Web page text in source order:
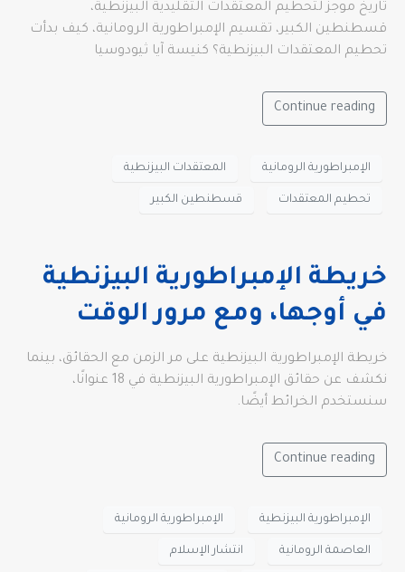
تاريخ موجز لتحطيم المعتقدات التقليدية البيزنطية،
قسطنطين الكبير، تقسيم الإمبراطورية الرومانية، كيف بدأت
تحطيم المعتقدات البيزنطية؟ كنيسة آيا ثيودوسيا
Continue reading
الإمبراطورية الرومانية المعتقدات البيزنطية
تحطيم المعتقدات قسطنطين الكبير
خريطة الإمبراطورية البيزنطية
في أوجها، ومع مرور الوقت
خريطة الإمبراطورية البيزنطية على مر الزمن مع الحقائق، بينما
نكشف عن حقائق الإمبراطورية البيزنطية في 18 عنوانًا،
سنستخدم الخرائط أيضًا.
Continue reading
الإمبراطورية البيزنطية الإمبراطورية الرومانية
العاصمة الرومانية انتشار الإسلام